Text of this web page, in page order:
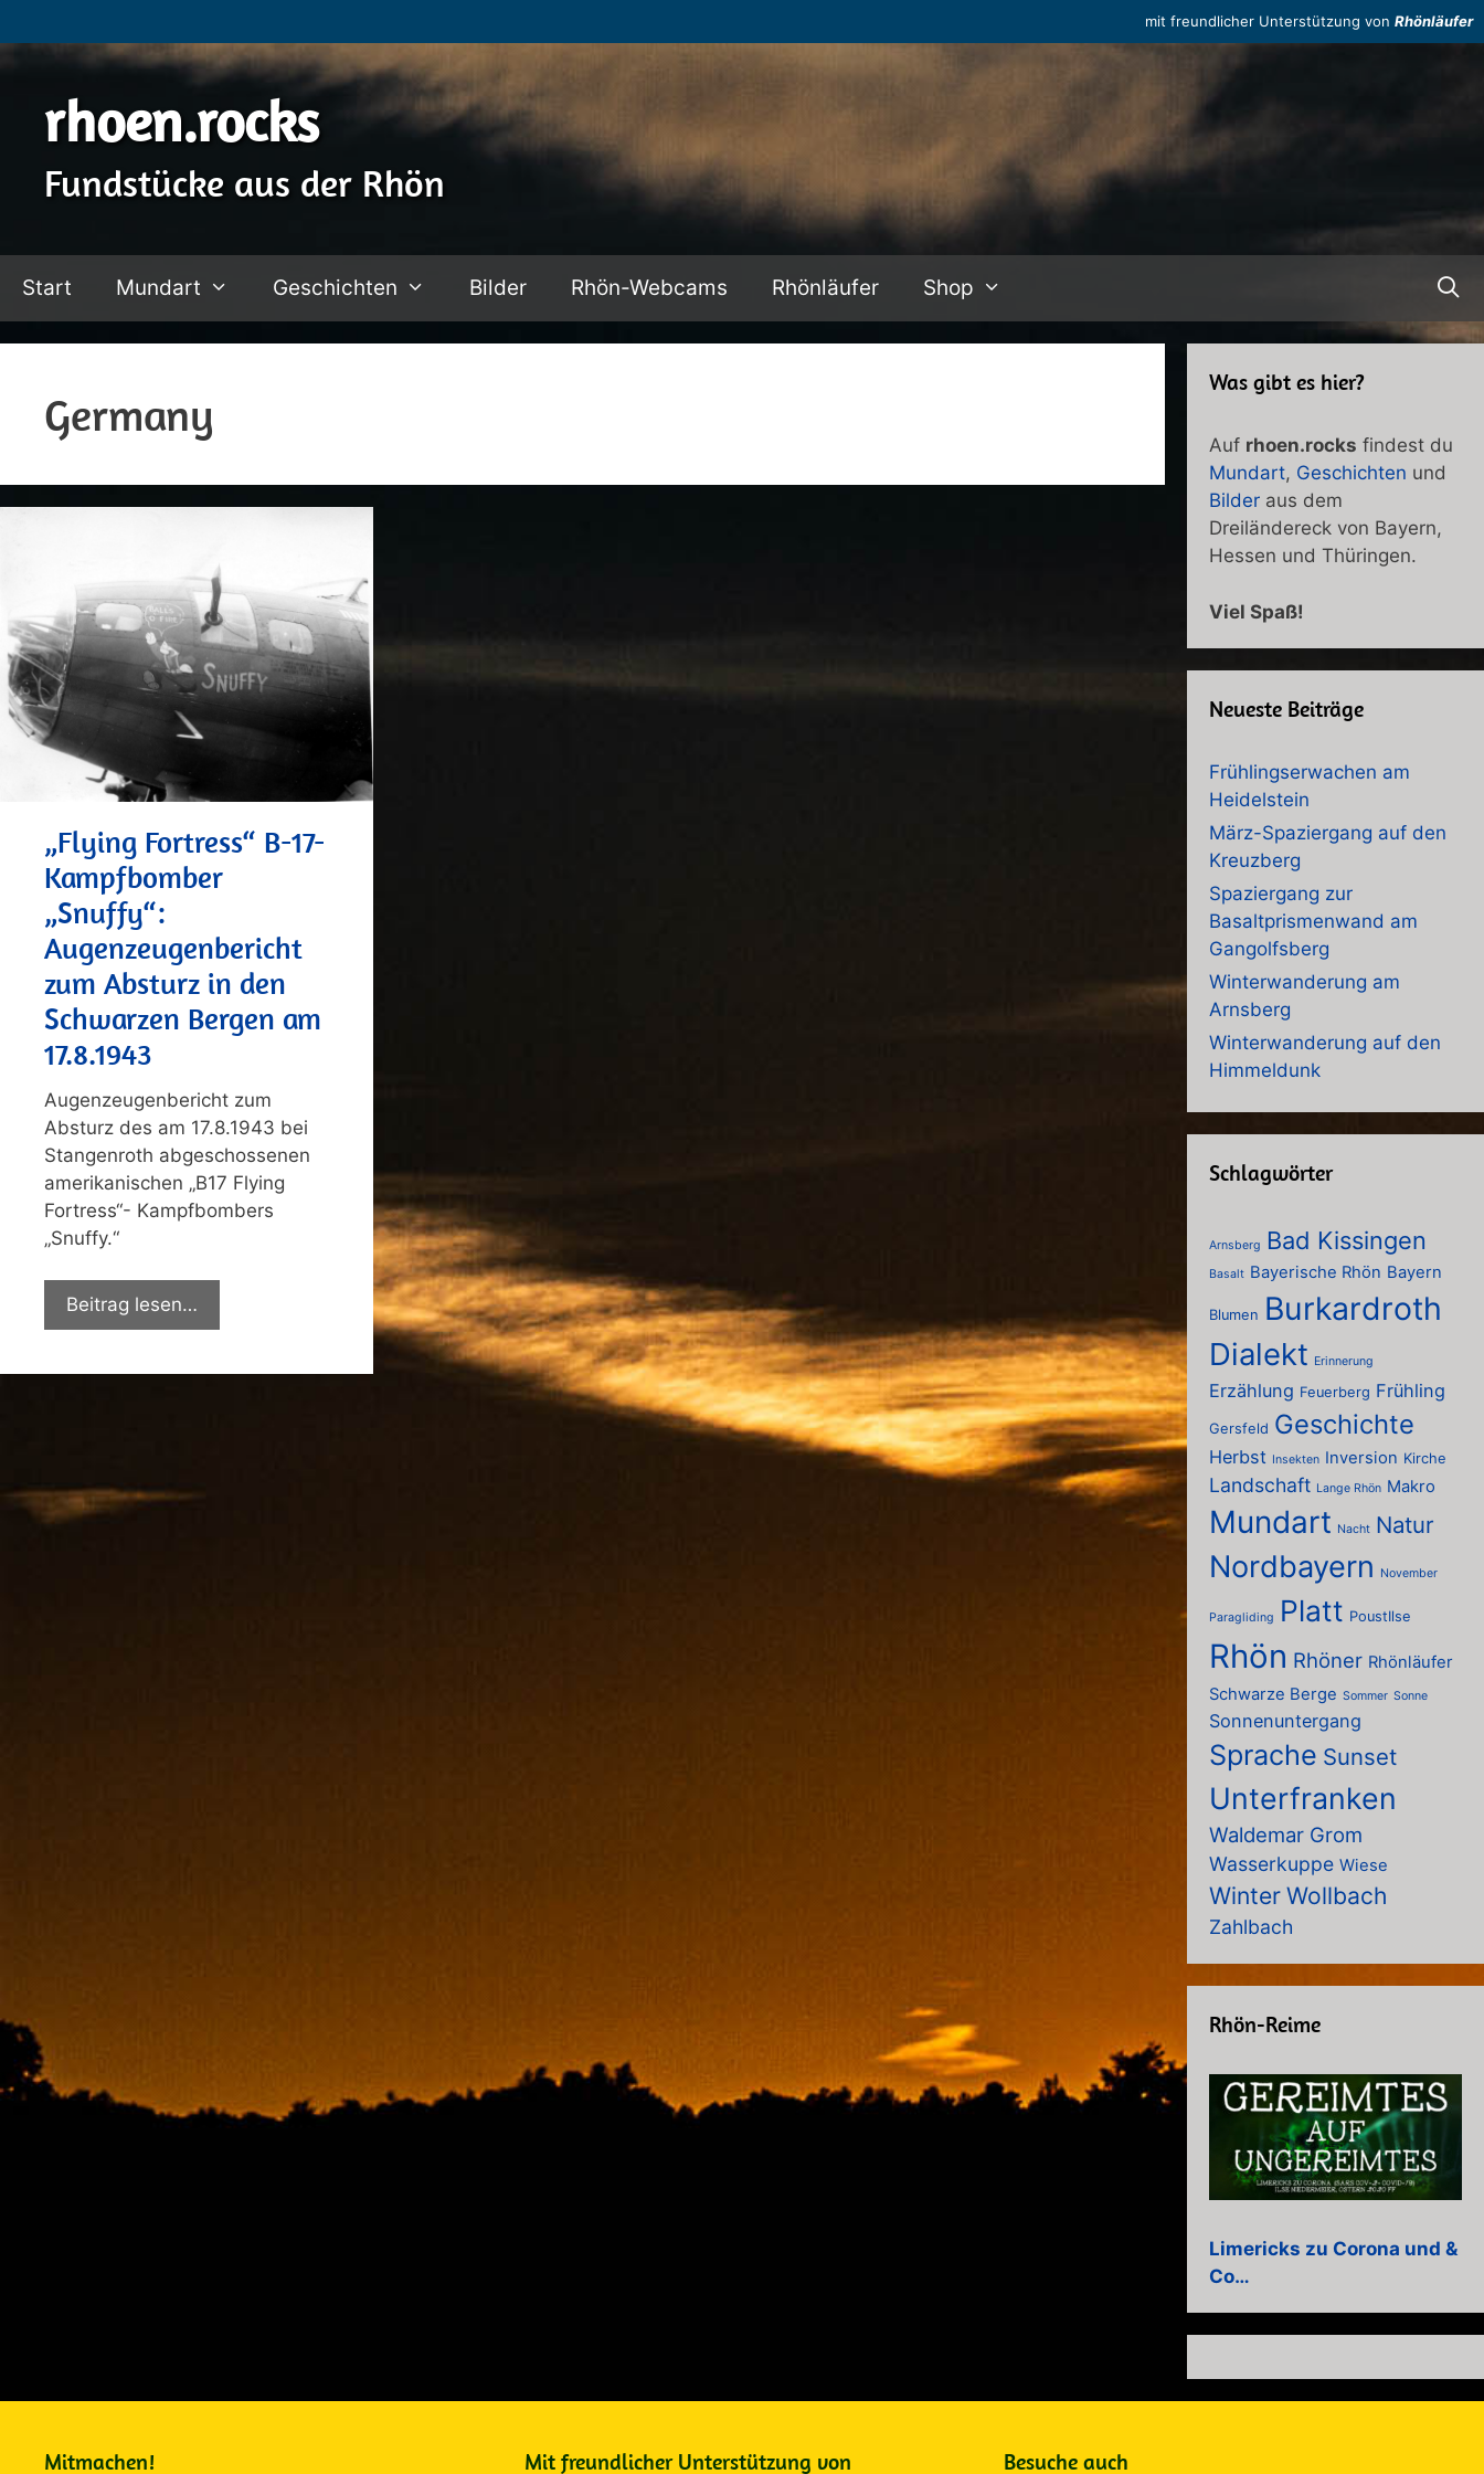
Inhalt
mit freundlicher Unterstützung von Rhönläufer
rhoen.rocks
Fundstücke aus der Rhön
Start Mundart Geschichten Bilder Rhön-Webcams Rhönläufer Shop
Germany
„Flying Fortress“ B-17-
Kampfbomber
„Snuffy“:
Augenzeugenbericht
zum Absturz in den
Schwarzen Bergen am
17.8.1943
Augenzeugenbericht zum
Absturz des am 17.8.1943 bei
Stangenroth abgeschossenen
amerikanischen „B17 Flying
Fortress“- Kampfbombers
„Snuffy.“
Beitrag lesen…
Was gibt es hier?
Auf rhoen.rocks findest du
Mundart, Geschichten und
Bilder aus dem
Dreiländereck von Bayern,
Hessen und Thüringen.
Viel Spaß!
Neueste Beiträge
Frühlingserwachen am
Heidelstein
März-Spaziergang auf den
Kreuzberg
Spaziergang zur
Basaltprismenwand am
Gangolfsberg
Winterwanderung am
Arnsberg
Winterwanderung auf den
Himmeldunk
Schlagwörter
Arnsberg Bad Kissingen
Basalt Bayerische Rhön Bayern
Blumen Burkardroth
Dialekt Erinnerung
Erzählung Feuerberg Frühling
Gersfeld Geschichte
Herbst Insekten Inversion Kirche
Landschaft Lange Rhön Makro
Mundart Nacht Natur
Nordbayern November
Paragliding Platt PoustIlse
Rhön Rhöner Rhönläufer
Schwarze Berge Sommer Sonne
Sonnenuntergang
Sprache Sunset
Unterfranken
Waldemar Grom
Wasserkuppe Wiese
Winter Wollbach
Zahlbach
Rhön-Reime
Limericks zu Corona und &
Co…
Mitmachen! Mit freundlicher Unterstützung von Besuche auch